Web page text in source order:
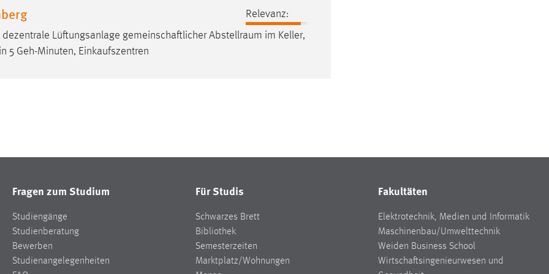
Relevanz:
Lüftungsanlage gemeinschaftlicherAbstellraum im Keller,
5 Geh-Minuten, Einkaufszentren
Fragen zum Studium
Studiengänge
Studienberatung
Bewerben
Studienangelegenheiten
Für Studis
Schwarzes Brett
Bibliothek
Semesterzeiten
Marktplatz/Wohnungen
Fakultäten
Elektrotechnik, Medien und Informatik
Maschinenbau/Umwelttechnik
Weiden Business School
Wirtschaftsingenieurwesen und